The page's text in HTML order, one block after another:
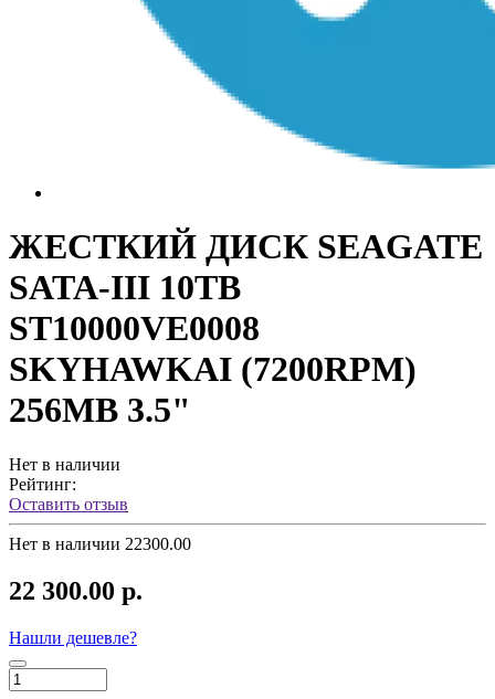
ЖЕСТКИЙ ДИСК SEAGATE
SATA-III 10TB
ST10000VE0008
SKYHAWKAI (7200RPM)
256MB 3.5"
Нет в наличии
Рейтинг:
Оставить отзыв
Нет в наличии 22300.00
22 300.00 р.
Нашли дешевле?